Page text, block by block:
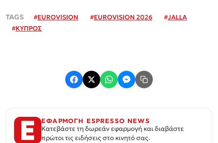
#EUROVISION #EUROVISION 2026 #JALLA
#ΚΥΠΡΟΣ
ΕΦΑΡΜΟΓΗ ESPRESSO NEWS
Κατεβάστε τη δωρεάν εφαρμογή και διαβάστε
πρώτοι τις ειδήσεις στο κινητό σας.